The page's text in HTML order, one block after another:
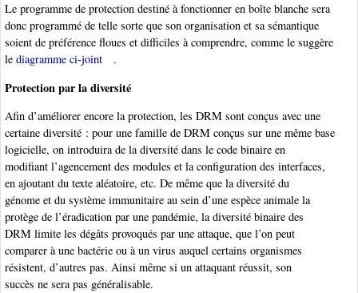
Le programme de protection destiné à fonctionner en boîte blanche sera
donc programmé de telle sorte que son organisation et sa sémantique
soient de préférence floues et difficiles à comprendre, comme le suggère
le diagramme ci-joint .
Protection par la diversité
Afin d’améliorer encore la protection, les DRM sont conçus avec une
certaine diversité : pour une famille de DRM conçus sur une même base
logicielle, on introduira de la diversité dans le code binaire en
modifiant l’agencement des modules et la configuration des interfaces,
en ajoutant du texte aléatoire, etc. De même que la diversité du
génome et du système immunitaire au sein d’une espèce animale la
protège de l’éradication par une pandémie, la diversité binaire des
DRM limite les dégâts provoqués par une attaque, que l’on peut
comparer à une bactérie ou à un virus auquel certains organismes
résistent, d’autres pas. Ainsi même si un attaquant réussit, son
succès ne sera pas généralisable.